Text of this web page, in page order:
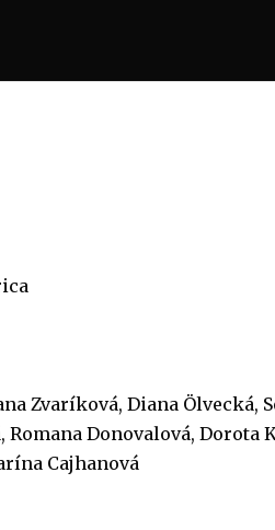
Zvaríková, Diana Ölvecká,
Romana Donovalová, Dorota
Cajhanová